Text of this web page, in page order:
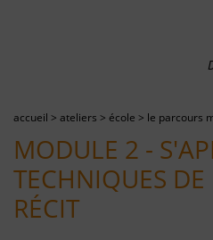
accueil > ateliers > école > le parcours
MODULE 2 -
TECHNIQUES DE
RÉCIT